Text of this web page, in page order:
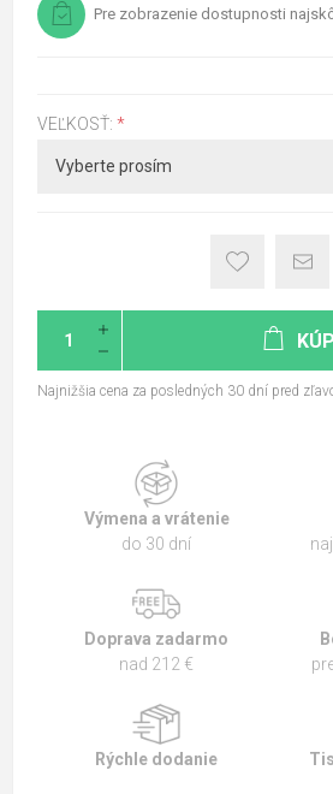
Pre zobrazenie dostupnosti
VEĽKOSŤ: *
Najnižšia cena za posledných 30 dní pred
Výmena a vrátenie
do 30 dní
Doprava zadarmo
nad 212 €
Rýchle dodanie